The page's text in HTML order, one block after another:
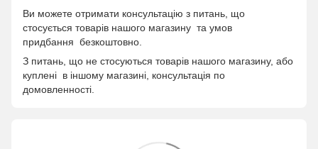
Ви можете отримати консультацію з питань, що
стосується товарів нашого магазину та умов
придбання безкоштовно.
З питань, що не стосуються товарів нашого магазину, або
куплені в іншому магазині, консультація по
домовленності.